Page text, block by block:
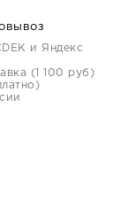
и Яндекс
(1 100 руб)